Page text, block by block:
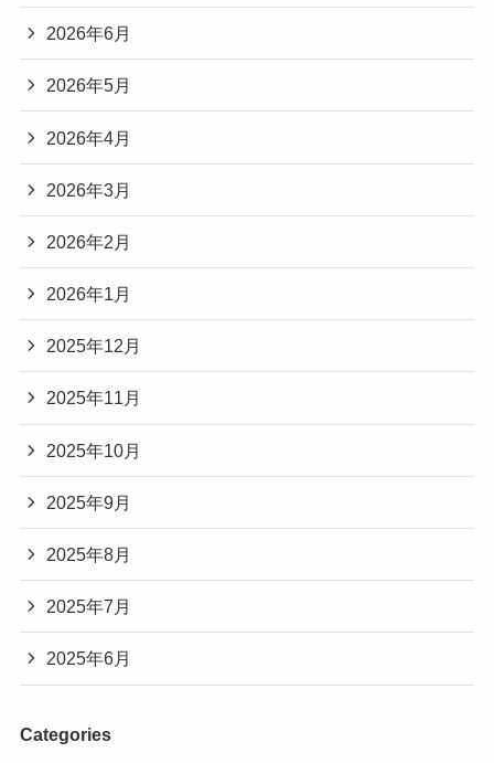
2026年6月
2026年5月
2026年4月
2026年3月
2026年2月
2026年1月
2025年12月
2025年11月
2025年10月
2025年9月
2025年8月
2025年7月
2025年6月
Categories